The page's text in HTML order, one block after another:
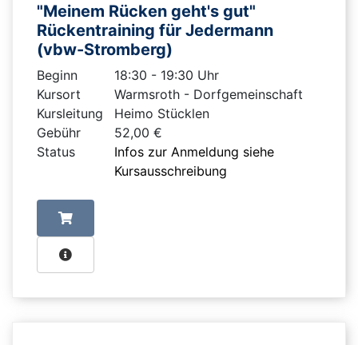
"Meinem Rücken geht's gut"
Rückentraining für Jedermann
(vbw-Stromberg)
Beginn
18:30 - 19:30 Uhr
Kursort
Warmsroth - Dorfgemeinschaft
Kursleitung
Heimo Stücklen
Gebühr
52,00 €
Status
Infos zur Anmeldung siehe
Kursausschreibung